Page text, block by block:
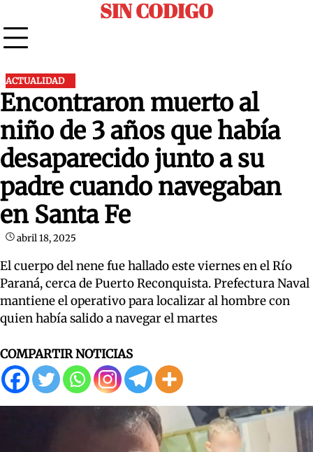
to
content
SIN CODIGO
ACTUALIDAD
Encontraron muerto al
niño de 3 años que había
desaparecido junto a su
padre cuando navegaban
en Santa Fe
abril 18, 2025
El cuerpo del nene fue hallado este viernes en el Río
Paraná, cerca de Puerto Reconquista. Prefectura Naval
mantiene el operativo para localizar al hombre con
quien había salido a navegar el martes
COMPARTIR NOTICIAS